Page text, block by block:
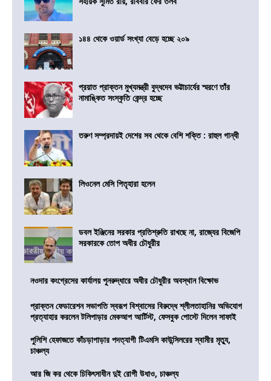
১৪৪ থেকে ওয়ার্ড সংখ্যা বেড়ে হচ্ছে ২০৯
প্রয়াত প্রাক্তন মুখ্যমন্ত্রী বুদ্ধদেব ভট্টাচার্যের স্মরণে তাঁর
নামাঙ্কিত সংস্কৃতি কেন্দ্র হচ্ছে
তরুণ সম্প্রদায়ই দেশের সব থেকে বেশি শক্তি : রাহুল গান্ধী
লিওনেল মেসি পিতৃহারা হলেন
ডবল ইঞ্জিনের সরকার প্রতিশ্রুতি রাখছে না, রাজ্যের বিজেপি
সরকারকে তোপ অধীর চৌধুরীর
নওদার কংগ্রেসের কার্যালয় পুনরুদ্ধারে অধীর চৌধুরীর অবস্থান বিক্ষোভ
প্রাক্তন ফেডারেশন সভাপতি স্বরূপ বিশ্বাসের বিরুদ্ধে শ্লীলতাহানির অভিযোগ
প্রত্যাহার করলেন টলিপাড়ার মেকআপ আর্টিস্ট, ফেসবুক পোস্টে দিলেন সাফাই
পুলিশি হেফাজতে কাঁচড়াপাড়ার পদত্যাগী টিএমসি কাউন্সিলরের স্বামীর মৃত্যু,
চাঞ্চল্য
আর জি কর থেকে চিকিৎসাধীন দুই রোগী উধাও, চাঞ্চল্য